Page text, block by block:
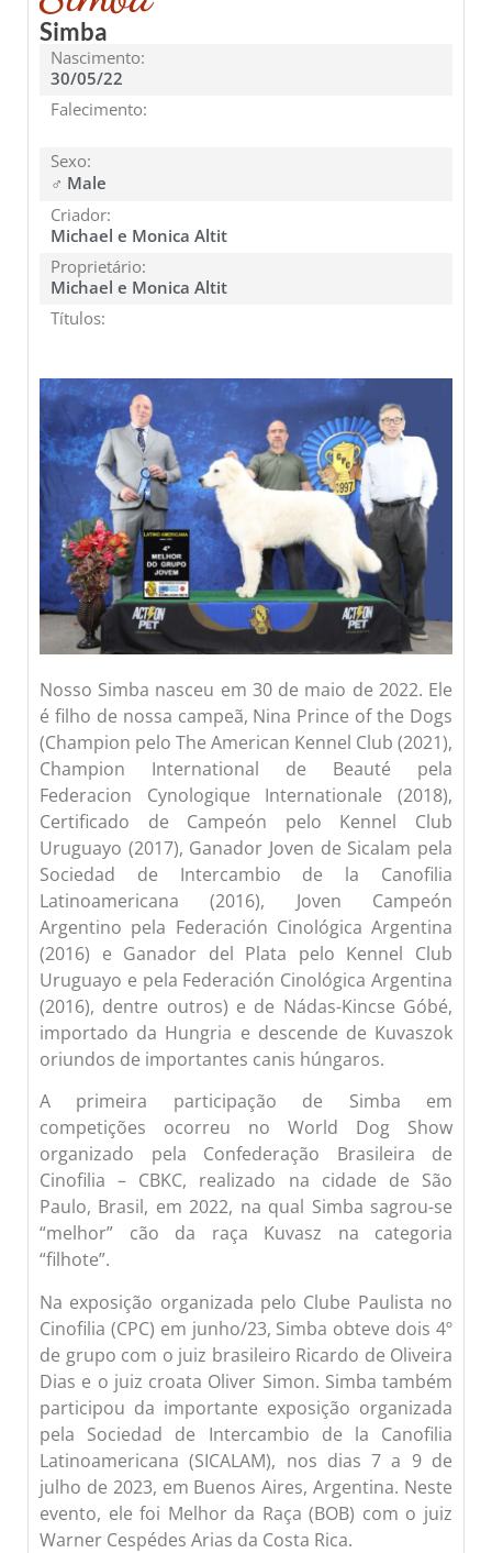
Simba
Nascimento:
30/05/22
Falecimento:
Sexo:
♂ Male
Criador:
Michael e Monica Altit
Proprietário:
Michael e Monica Altit
Títulos:
Nosso Simba nasceu em 30 de maio de 2022. Ele
é filho de nossa campeã, Nina Prince of the Dogs
(Champion pelo The American Kennel Club (2021),
Champion International de Beauté pela
Federacion Cynologique Internationale (2018),
Certificado de Campeón pelo Kennel Club
Uruguayo (2017), Ganador Joven de Sicalam pela
Sociedad de Intercambio de la Canofilia
Latinoamericana (2016), Joven Campeón
Argentino pela Federación Cinológica Argentina
(2016) e Ganador del Plata pelo Kennel Club
Uruguayo e pela Federación Cinológica Argentina
(2016), dentre outros) e de Nádas-Kincse Góbé,
importado da Hungria e descende de Kuvaszok
oriundos de importantes canis húngaros.
A primeira participação de Simba em
competições ocorreu no World Dog Show
organizado pela Confederação Brasileira de
Cinofilia – CBKC, realizado na cidade de São
Paulo, Brasil, em 2022, na qual Simba sagrou-se
“melhor” cão da raça Kuvasz na categoria
“filhote”.
Na exposição organizada pelo Clube Paulista no
Cinofilia (CPC) em junho/23, Simba obteve dois 4º
de grupo com o juiz brasileiro Ricardo de Oliveira
Dias e o juiz croata Oliver Simon. Simba também
participou da importante exposição organizada
pela Sociedad de Intercambio de la Canofilia
Latinoamericana (SICALAM), nos dias 7 a 9 de
julho de 2023, em Buenos Aires, Argentina. Neste
evento, ele foi Melhor da Raça (BOB) com o juiz
Warner Cespédes Arias da Costa Rica.